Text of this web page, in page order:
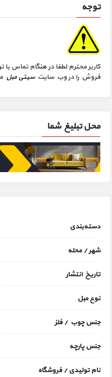
توجه
کاربر محترم لطفا در هنگام تماس با
فروش را در وب سایتسیتی مبل
محل تبلیغ شما
دسته‌بندی
شهر / محله
تاریخ انتشار
نوع مبل
جنس چوب / فلز
جنس پارچه
نام تولیدی / فروشگاه